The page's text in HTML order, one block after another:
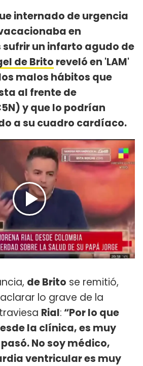
internado de urgencia
en
un infarto agudo de
de Brito reveló en 'LAM'
malos hábitos que
al frente de
y que lo podrían
a su cuadro cardíaco.
de Brito se remitió,
lo grave de la
Rial: “Por lo que
la clínica, es muy
No soy médico,
ventricular es muy